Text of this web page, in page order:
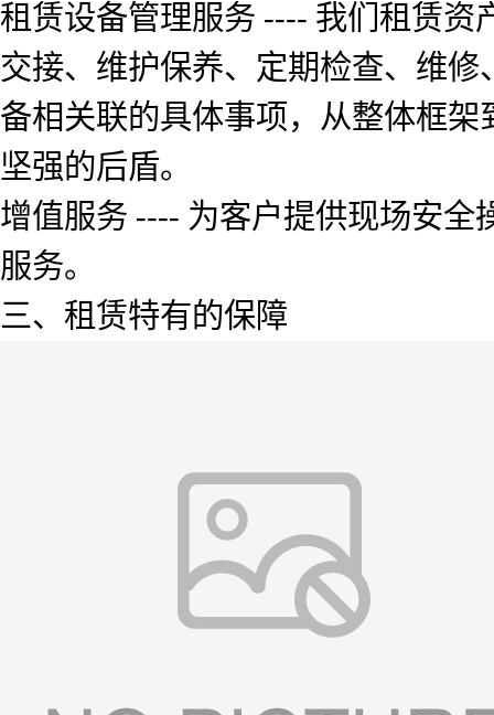
租赁设备管理服务 ---- 我们租赁
交接、维护保养、定期检查、维
备相关联的具体事项，从整体框
坚强的后盾。
增值服务 ---- 为客户提供现场安
服务。
三、租赁特有的保障